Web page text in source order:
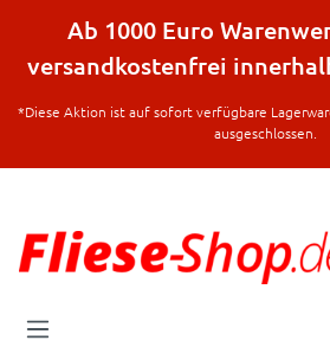
springen
Ab 1000 Euro
versandkostenfrei
*Diese Aktion ist auf sofort verfügbare
ausgeschlossen.